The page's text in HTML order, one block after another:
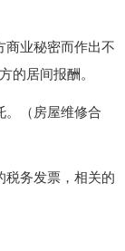
业秘密而作出不
的居间报酬。
（房屋维修合
务发票，相关的